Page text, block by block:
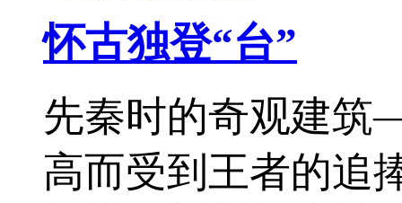
怀古独登“台”
先秦时的奇观建
高而受到王者的追